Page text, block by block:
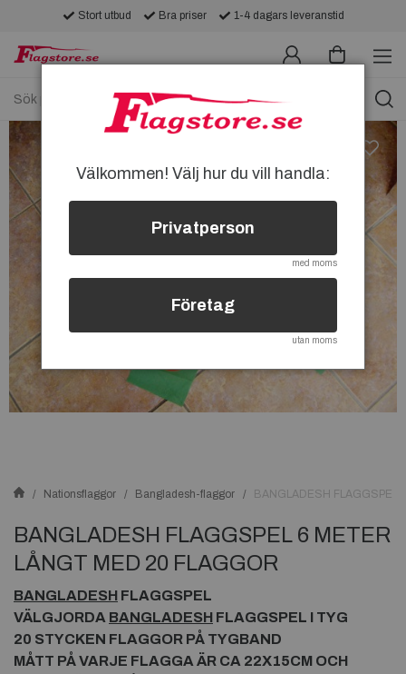
Stort utbud Bra priser 1-4 dagars leveranstid
Nationsflaggor Bangladesh-flaggor BANGLADESH FLAGGSPEL
BANGLADESH FLAGGSPEL 6 METER
LÅNGT MED 20 FLAGGOR
BANGLADESH FLAGGSPEL
VÄLGJORDA BANGLADESH FLAGGSPEL I TYG
20 STYCKEN FLAGGOR PÅ TYGBAND
MÅTT PÅ VARJE FLAGGA ÄR CA 22X15CM OCH
Välkommen! Välj hur du vill handla:
Privatperson
med moms
Företag
utan moms